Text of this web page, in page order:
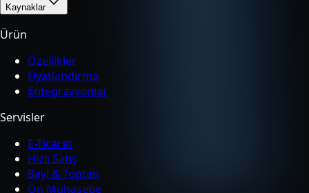
Kaynaklar
Ürün
Özellikler
Fiyatlandırma
Entegrasyonlar
Servisler
E-Ticaret
Hızlı Satış
Bayi & Toptan
Ön Muhasebe